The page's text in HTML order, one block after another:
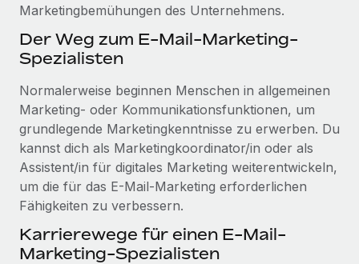
Marketingbemühungen des Unternehmens.
Der Weg zum E-Mail-Marketing-
Spezialisten
Normalerweise beginnen Menschen in allgemeinen
Marketing- oder Kommunikationsfunktionen, um
grundlegende Marketingkenntnisse zu erwerben. Du
kannst dich als Marketingkoordinator/in oder als
Assistent/in für digitales Marketing weiterentwickeln,
um die für das E-Mail-Marketing erforderlichen
Fähigkeiten zu verbessern.
Karrierewege für einen E-Mail-
Marketing-Spezialisten